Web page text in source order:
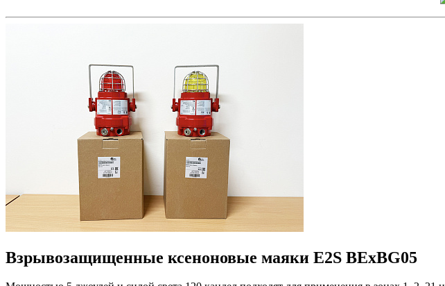
Взрывозащищенные ксеноновые маяки E2S BExBG05